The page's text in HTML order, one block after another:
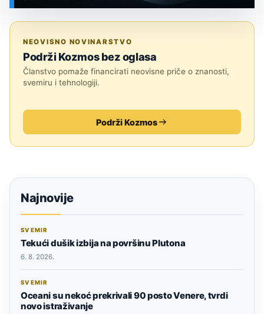
NEOVISNO NOVINARSTVO
Podrži Kozmos bez oglasa
Članstvo pomaže financirati neovisne priče o znanosti,
svemiru i tehnologiji.
Podrži Kozmos
Najnovije
SVEMIR
Tekući dušik izbija na površinu Plutona
6. 8. 2026.
SVEMIR
Oceani su nekoć prekrivali 90 posto Venere, tvrdi
novo istraživanje